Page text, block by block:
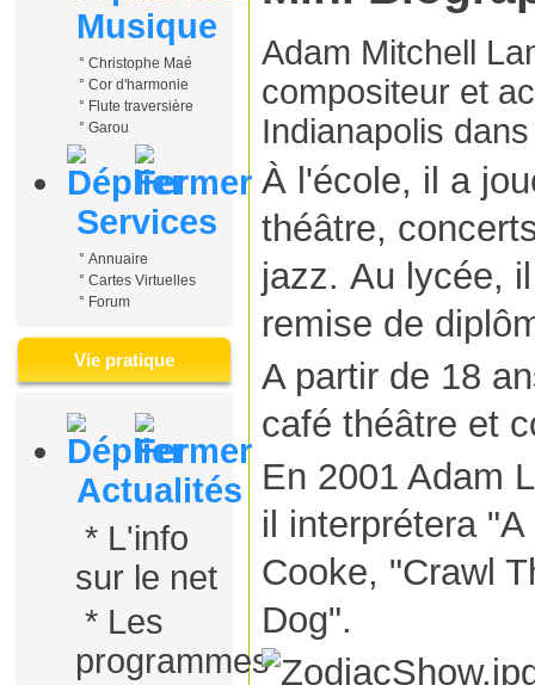
Musique
° Christophe Maé
° Cor d'harmonie
° Flute traversière
° Garou
Services
° Annuaire
° Cartes Virtuelles
° Forum
Vie pratique
Actualités
* L'info
sur le net
* Les
programmes
Adam Mitchell
compositeur et
Indianapolis
À l'école, il a
théâtre,
jazz. Au lycée,
remise de
A partir de 18
café théâtre et
En 2001 Adam
il interprétera
Cooke, "Crawl
Dog".